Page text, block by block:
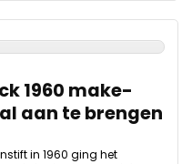
1960 make-
aan te brengen
in 1960 ging het